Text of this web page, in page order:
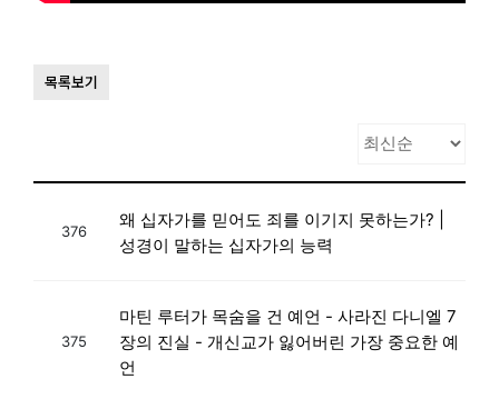
목록보기
376
왜 십자가를 믿어도 죄를 이기지 못하는가? |
성경이 말하는 십자가의 능력
375
마틴 루터가 목숨을 건 예언 - 사라진 다니엘 7
장의 진실 - 개신교가 잃어버린 가장 중요한 예
언